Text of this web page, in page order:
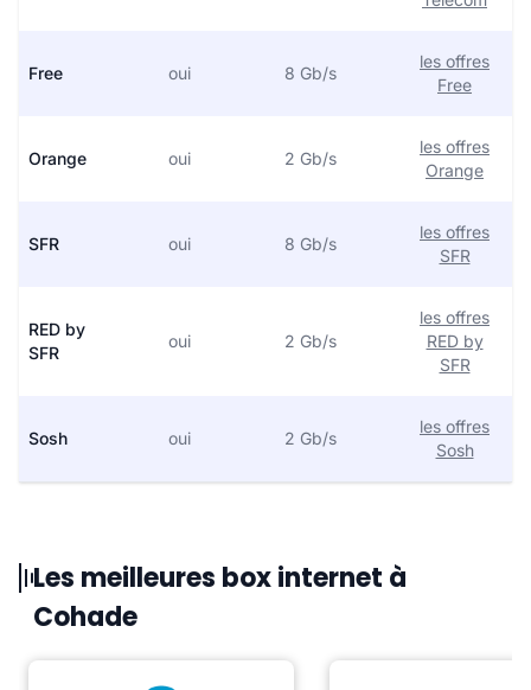
Free oui 8 Gb/s
les offres
Free
Orange oui 2 Gb/s
les offres
Orange
SFR oui 8 Gb/s
les offres
SFR
RED by
SFR
oui 2 Gb/s
les offres
RED by
SFR
Sosh oui 2 Gb/s
les offres
Sosh
Les meilleures box internet à
Cohade